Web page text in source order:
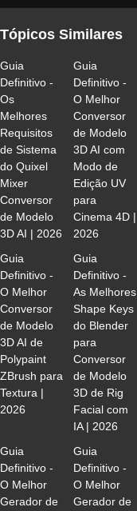
Tópicos Similares
Guia
Definitivo -
Os
Melhores
Requisitos
de Sistema
do Quixel
Mixer
Conversor
de Modelo
3D AI | 2026
Guia
Definitivo -
O Melhor
Conversor
de Modelo
3D AI com
Modo de
Edição UV
para
Cinema 4D |
2026
Guia
Definitivo -
O Melhor
Conversor
de Modelo
3D AI de
Polypaint
ZBrush para
Textura |
2026
Guia
Definitivo -
As Melhores
Shape Keys
do Blender
para
Conversor
de Modelo
3D de Rig
Facial com
IA | 2026
Guia
Definitivo -
O Melhor
Gerador de
Guia
Definitivo -
O Melhor
Gerador de